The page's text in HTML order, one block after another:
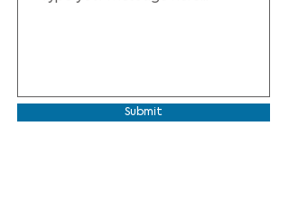
Submit